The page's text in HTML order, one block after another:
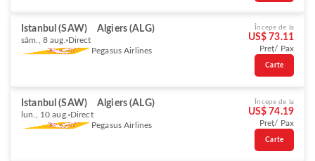
Istanbul (SAW) Algiers (ALG)
sâm., 8 aug. Direct
Pegasus Airlines
Începe de la
US$ 73.11
Preț/ Pax
Carte
Istanbul (SAW) Algiers (ALG)
lun., 10 aug. Direct
Pegasus Airlines
Începe de la
US$ 74.19
Preț/ Pax
Carte